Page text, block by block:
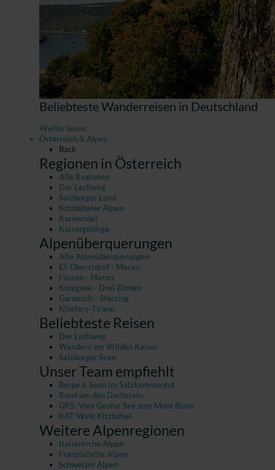
Beliebteste Wanderreisen in Deutschland
Weiter lesen
Österreich & Alpen
Back
Regionen in Österreich
Alle Regionen
Der Lechweg
Salzburger Land
Kitzbüheler Alpen
Karwendel
Kaisergebirge
Alpenüberquerungen
Alle Alpenüberquerungen
E5 Oberstdorf - Meran
Füssen - Meran
Königsee - Drei Zinnen
Garmisch - Sterzing
Klosters-Tirano
Beliebteste Reisen
Der Lechweg
Wandern am Wilden Kaiser
Salzburger Seen
Unser Team empfiehlt
Berge & Seen im Salzkammergut
Rund um den Dachstein
GR5: Vom Genfer See zum Mont Blanc
KAT Walk Kitzbühel
Weitere Alpenregionen
Italienische Alpen
Französische Alpen
Schweizer Alpen